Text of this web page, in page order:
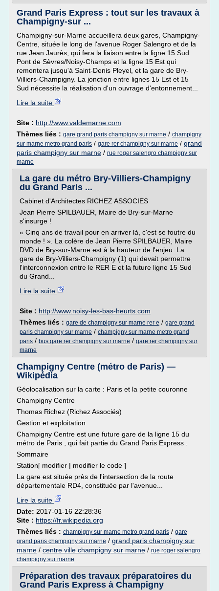
Grand Paris Express : tout sur les travaux à
Champigny-sur ...
Champigny-sur-Marne accueillera deux gares, Champigny-
Centre, située le long de l'avenue Roger Salengro et de la
rue Jean Jaurès, qui fera la liaison entre la ligne 15 Sud
Pont de Sèvres/Noisy-Champs et la ligne 15 Est qui
remontera jusqu'à Saint-Denis Pleyel, et la gare de Bry-
Villiers-Champigny. La jonction entre lignes 15 Est et 15
Sud nécessite la réalisation d'un ouvrage d'entonnement...
Lire la suite
Site : http://www.valdemarne.com
Thèmes liés : gare grand paris champigny sur marne / champigny
sur marne metro grand paris / gare rer champigny sur marne / grand
paris champigny sur marne / rue roger salengro champigny sur
marne
La gare du métro Bry-Villiers-Champigny
du Grand Paris ...
Cabinet d'Architectes RICHEZ ASSOCIES
Jean Pierre SPILBAUER, Maire de Bry-sur-Marne
s'insurge !
« Cinq ans de travail pour en arriver là, c'est se foutre du
monde ! ». La colère de Jean Pierre SPILBAUER, Maire
DVD de Bry-sur-Marne est à la hauteur de l'enjeu. La
gare de Bry-Villiers-Champigny (1) qui devait permettre
l'interconnexion entre le RER E et la future ligne 15 Sud
du Grand...
Lire la suite
Site : http://www.noisy-les-bas-heurts.com
Thèmes liés : gare de champigny sur marne rer e / gare grand
paris champigny sur marne / champigny sur marne metro grand
paris / bus gare rer champigny sur marne / gare rer champigny sur
marne
Champigny Centre (métro de Paris) —
Wikipédia
Géolocalisation sur la carte : Paris et la petite couronne
Champigny Centre
Thomas Richez (Richez Associés)
Gestion et exploitation
Champigny Centre est une future gare de la ligne 15 du
métro de Paris , qui fait partie du Grand Paris Express .
Sommaire
Station[ modifier | modifier le code ]
La gare est située près de l'intersection de la route
départementale RD4, constituée par l'avenue...
Lire la suite
Date: 2017-01-16 22:28:36
Site : https://fr.wikipedia.org
Thèmes liés : champigny sur marne metro grand paris / gare
grand paris champigny sur marne / grand paris champigny sur
marne / centre ville champigny sur marne / rue roger salengro
champigny sur marne
Préparation des travaux préparatoires du
Grand Paris Express à Champigny